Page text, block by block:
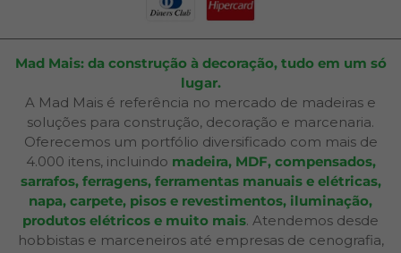
Mad Mais: da construção à decoração, tudo em um só
lugar.
A Mad Mais é referência no mercado de madeiras e
soluções para construção, decoração e marcenaria.
Oferecemos um portfólio diversificado com mais de
4.000 itens, incluindo madeira, MDF, compensados,
sarrafos, ferragens, ferramentas manuais e elétricas,
napa, carpete, pisos e revestimentos, iluminação,
produtos elétricos e muito mais. Atendemos desde
hobbistas e marceneiros até empresas de cenografia,